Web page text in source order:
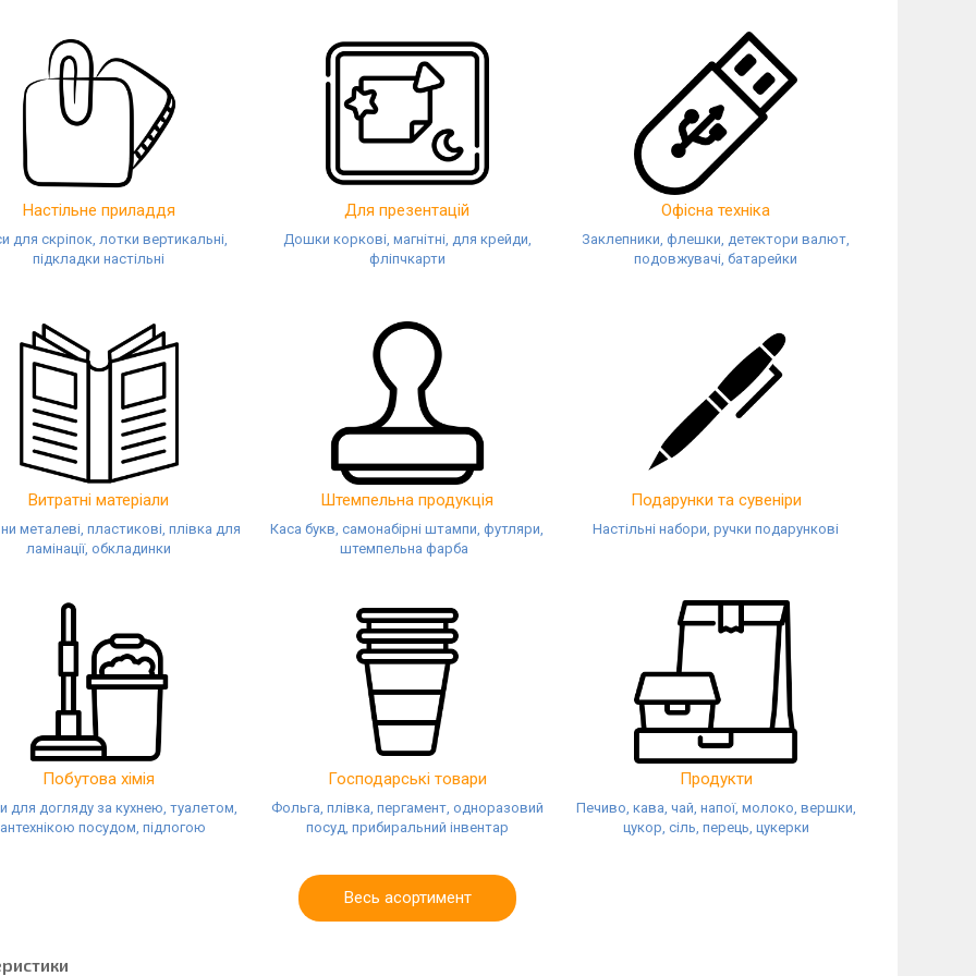
Настільне приладдя
для скріпок, лотки вертикальні,
підкладки настільні
Для презентацій
Дошки коркові, магнітні, для крейди,
фліпчкарти
Офісна техніка
Заклепники, флешки, детектори валют,
подовжувачі, батарейки
Витратні матеріали
металеві, пластикові, плівка для
ламінації, обкладинки
Штемпельна продукція
Каса букв, самонабірні штампи, футляри,
штемпельна фарба
Подарунки та сувеніри
Настільні набори, ручки подарункові
Побутова хімія
для догляду за кухнею, туалетом,
посудом, підлогою
Господарські товари
Фольга, плівка, пергамент, одноразовий
посуд, прибиральний інвентар
Продукти
Печиво, кава, чай, напої, молоко, вершки,
цукор, сіль, перець, цукерки
Весь асортимент